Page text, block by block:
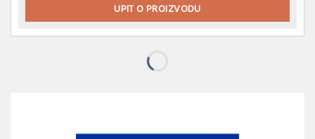
UPIT O PROIZVODU